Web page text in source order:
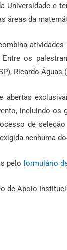
Universidade e
áreas da
os
Ricardo
incluindo os
de
nenhuma
pelo formulário
de Apoio